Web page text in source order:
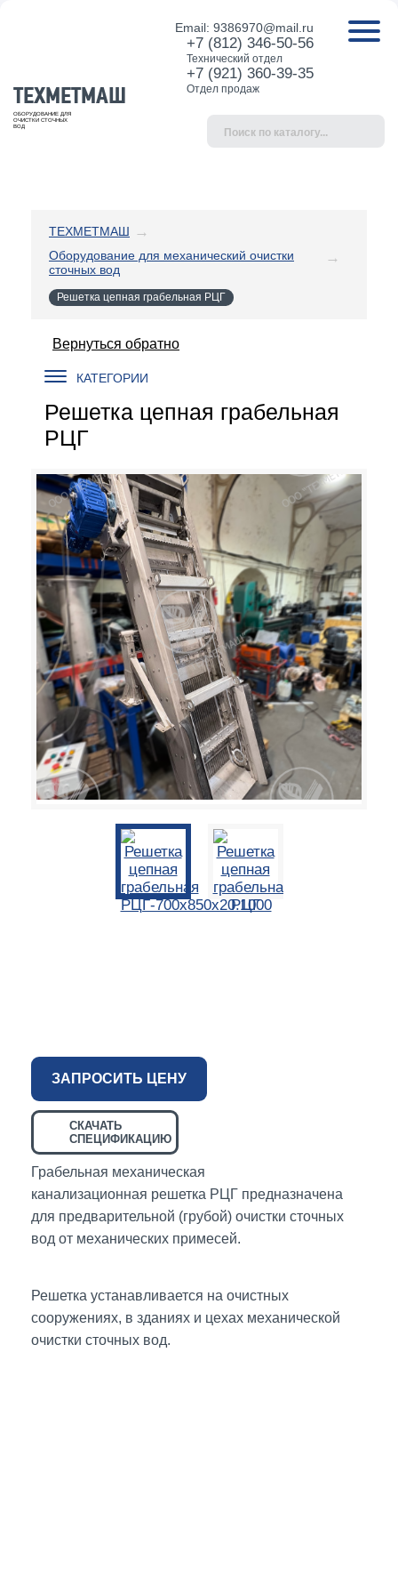
ТЕХМЕТМАШ
ОБОРУДОВАНИЕ ДЛЯ
ОЧИСТКИ СТОЧНЫХ
ВОД
Email: 9386970@mail.ru
+7 (812) 346-50-56
Технический отдел
+7 (921) 360-39-35
Отдел продаж
ТЕХМЕТМАШ
Оборудование для механический очистки
сточных вод
Решетка цепная грабельная РЦГ
Вернуться обратно
Решетка цепная грабельная
РЦГ
КАТЕГОРИИ
ЗАПРОСИТЬ ЦЕНУ
СКАЧАТЬ
СПЕЦИФИКАЦИЮ
Грабельная механическая
канализационная решетка РЦГ предназначена
для предварительной (грубой) очистки сточных
вод от механических примесей.
Решетка устанавливается на очистных
сооружениях, в зданиях и цехах механической
очистки сточных вод.